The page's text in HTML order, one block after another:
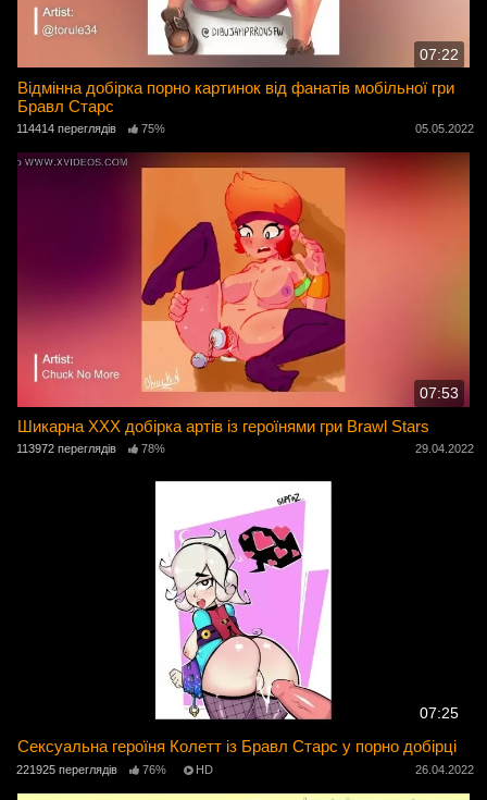
07:22
Відмінна добірка порно картинок від фанатів мобільної гри
Бравл Старс
114414 переглядів 75% 05.05.2022
07:53
Шикарна ХХХ добірка артів із героїнями гри Brawl Stars
113972 переглядів 78% 29.04.2022
07:25
Сексуальна героїня Колетт із Бравл Старс у порно добірці
221925 переглядів 76% HD 26.04.2022